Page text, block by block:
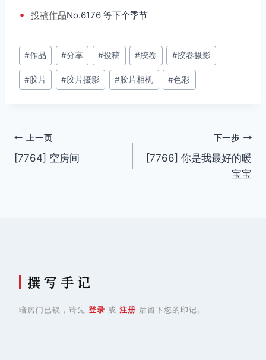
• 投稿作品No.6176 等下个季节
文
章
标
#作品 #分享 #投稿 #胶卷 #胶卷摄影
#胶片 #胶片摄影 #胶片相机 #色彩
文
章
上一页
[7764] 空房间
下一步
[7766] 你是我最好的暖
宝宝
撰 写 手 记
暗房门已锁，请先 登录 或 注册 后留下您的印记。